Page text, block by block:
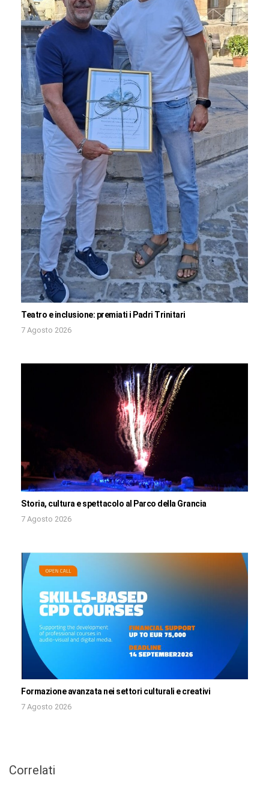
Teatro e inclusione: premiati i Padri Trinitari
7 Agosto 2026
Storia, cultura e spettacolo al Parco della Grancia
7 Agosto 2026
Formazione avanzata nei settori culturali e creativi
7 Agosto 2026
Correlati